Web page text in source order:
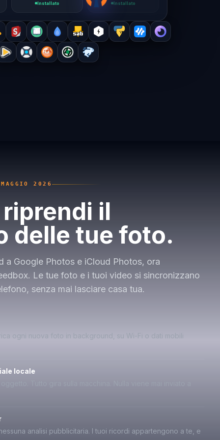
· Deluge· SABnzbd TeslaMate· PyLoad·
Installato Installato
2026
il
delle tue foto.
a Google Photos e iCloud Photos, ora
Le tue foto e i tuoi video si sincronizzano
senza mai lasciare casa tua.
ogni nuova foto in background, su Wi-Fi o dati mobili
locale
analisi pubblicitaria. I tuoi ricordi appartengono a te, e